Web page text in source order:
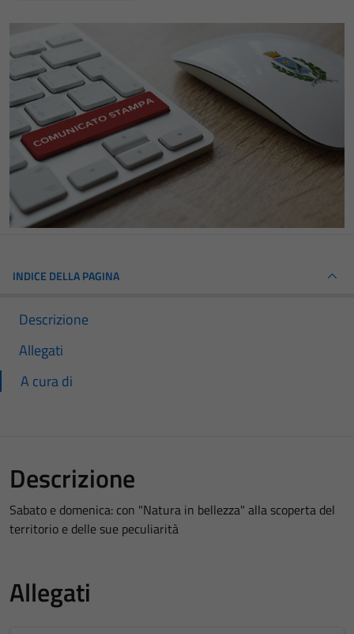
INDICE DELLA PAGINA
Descrizione
Allegati
A cura di
Descrizione
Sabato e domenica: con "Natura in bellezza" alla scoperta del
territorio e delle sue peculiarità
Allegati